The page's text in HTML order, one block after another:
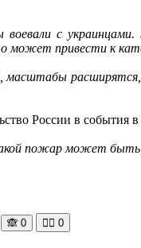
воевали с
может привести к
масштабы
России в события
пожар может
🙈 0 🧘‍♀️ 0